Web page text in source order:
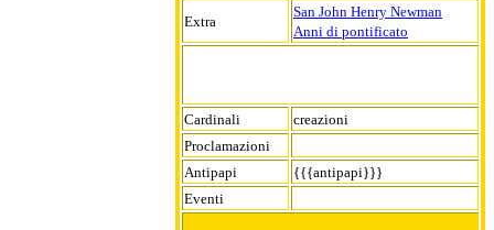
Extra
San John Henry Newman
Anni di pontificato
Cardinali
creazioni
Proclamazioni
Antipapi
{{{antipapi}}}
Eventi